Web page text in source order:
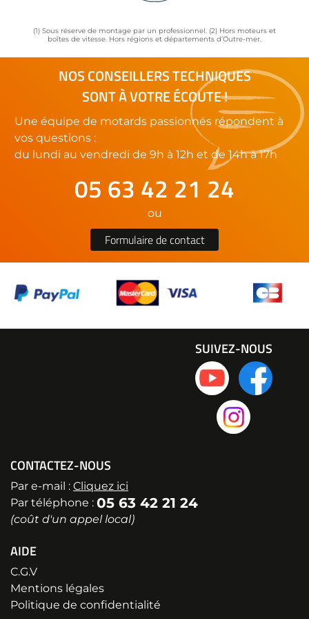
(1) Sous réserve de montage par un professionnel. (2) Hors moteurs et
boîtes de vitesse. Hors régions et départements d’Outre-mer.
NOS CONSEILLERS TECHNIQUES
SONT À VOTRE ÉCOUTE !
Une équipe de motards passionnés répondent à
vos questions :
du lundi au vendredi de 9h à 12h et de 14h à 17h
05 63 42 21 24
ou
Formulaire de contact
CONTACTEZ-NOUS
Par e-mail : Cliquez ici
Par téléphone : 05 63 42 21 24
(coût d'un appel local)
AIDE
C.G.V
Mentions légales
Politique de confidentialité
SUIVEZ-NOUS